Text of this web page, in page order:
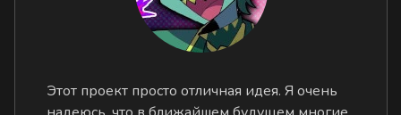
Этот проект просто отличная идея. Я очень